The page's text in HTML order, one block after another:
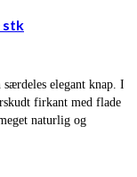
stk
elegant knap. I
firkant med flade
naturlig og